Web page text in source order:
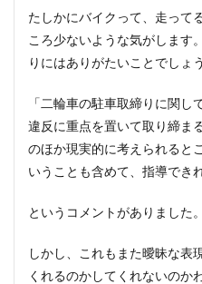
たしかにバイクって、走って
ころ少ないような気がします
りにはありがたいことでしょ
「二輪車の駐車取締りに関
違反に重点を置いて取り締ま
のほか現実的に考えられると
いうことも含めて、指導でき
というコメントがありました。
しかし、これもまた曖昧な表
くれるのかしてくれないのか